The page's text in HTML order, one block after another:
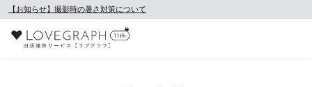
【お知らせ】撮影時の暑さ対策について